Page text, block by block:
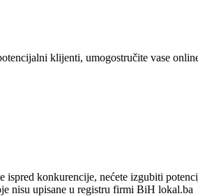
klijenti, umogostručite vase
konkurencije, nećete izgubiti
nisu upisane u registru firmi BiH lokal.ba